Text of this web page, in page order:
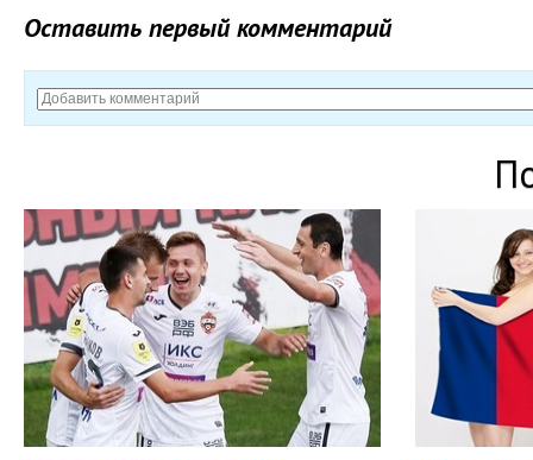
Оставить первый комментарий